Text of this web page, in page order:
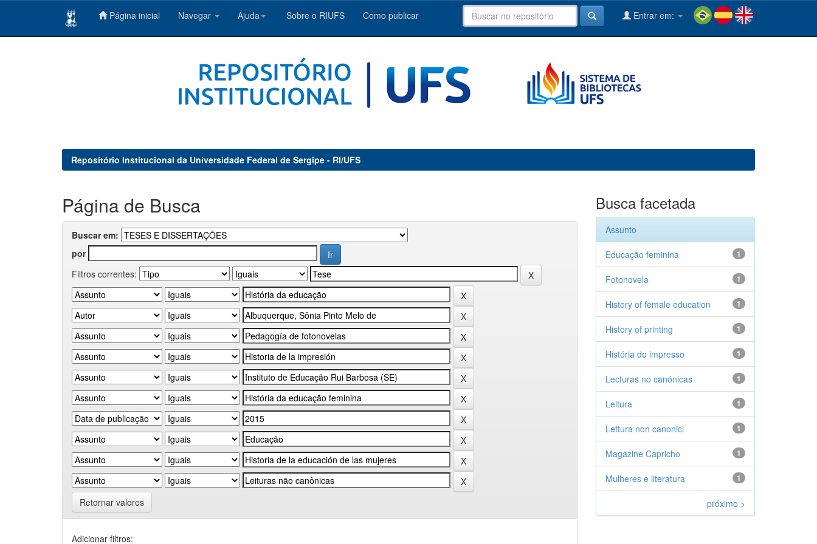
Página inicial Navegar Ajuda Sobre o RIUFS Como publicar Entrar em:
Repositório Institucional da Universidade Federal de Sergipe - RI/UFS
Página de Busca
Buscar em:
por
Filtros correntes:
Retornar valores
Adicionar filtros:
Busca facetada
Assunto
1
Educação feminina
1
Fotonovela
1
History of female education
1
History of printing
1
História do impresso
1
Lecturas no canónicas
1
Leitura
1
Lettura non canonici
1
Magazine Capricho
1
Mulheres e literatura
próximo >